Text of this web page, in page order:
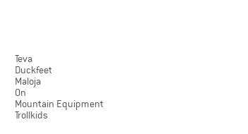
Teva
Duckfeet
Maloja
On
Mountain Equipment
Trollkids